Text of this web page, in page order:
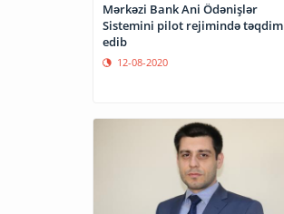
Mərkəzi Bank Ani Ödənişlər
Sistemini pilot rejimində təqdim
edib
12-08-2020